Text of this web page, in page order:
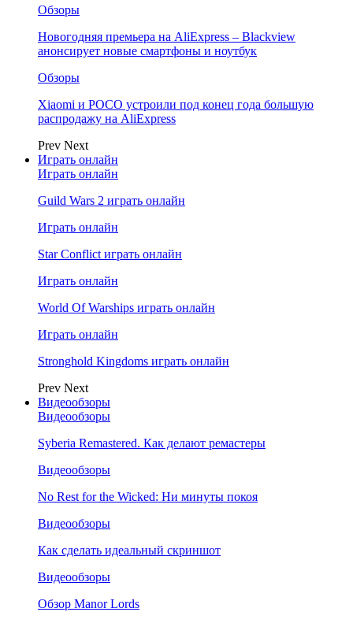
Обзоры
Новогодняя премьера на AliExpress – Blackview
анонсирует новые смартфоны и ноутбук
Обзоры
Xiaomi и POCO устроили под конец года большую
распродажу на AliExpress
Prev Next
Играть онлайн
Играть онлайн
Guild Wars 2 играть онлайн
Играть онлайн
Star Conflict играть онлайн
Играть онлайн
World Of Warships играть онлайн
Играть онлайн
Stronghold Kingdoms играть онлайн
Prev Next
Видеообзоры
Видеообзоры
Syberia Remastered. Как делают ремастеры
Видеообзоры
No Rest for the Wicked: Ни минуты покоя
Видеообзоры
Как сделать идеальный скриншот
Видеообзоры
Обзор Manor Lords